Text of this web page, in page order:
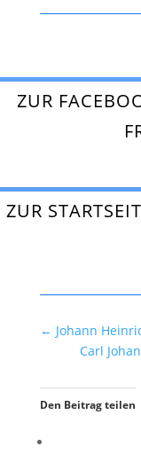
ZUR
ZUR
← Johann
Carl
Den Beitrag teilen